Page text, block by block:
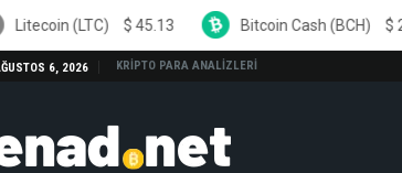
6, 2026 KRİPTO PARA ANALİZLERİ
$ 45.13 Bitcoin Cash (BCH) $211.34